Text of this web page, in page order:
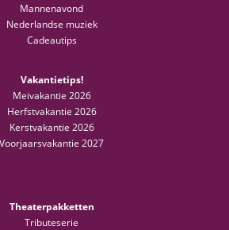
Mannenavond
Nederlandse muziek
Cadeautips
Vakantietips!
Meivakantie 2026
Herfstvakantie 2026
Kerstvakantie 2026
Voorjaarsvakantie 2027
Theaterpakketten
Tributeserie